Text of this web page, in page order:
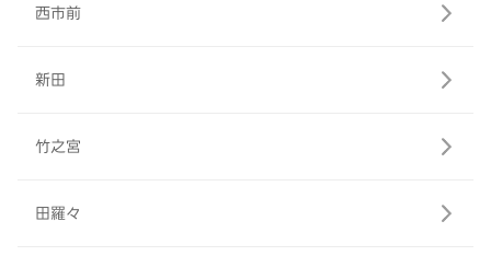
西市前
新田
竹之宮
田羅々